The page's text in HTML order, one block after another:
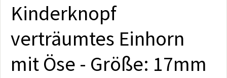
Kinderknopf
verträumtes Einhorn
mit Öse - Größe: 17mm